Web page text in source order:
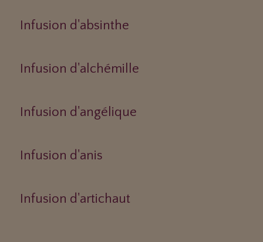
Infusion d'absinthe
Infusion d'alchémille
Infusion d'angélique
Infusion d'anis
Infusion d'artichaut